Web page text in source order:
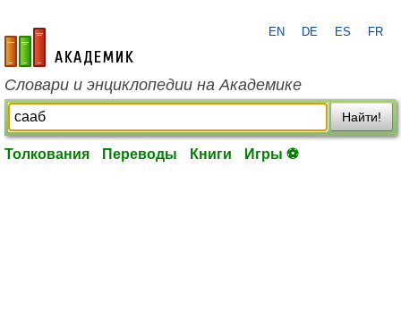
academic.ru
EN DE ES FR
Словари и энциклопедии на Академике
Найти!
Толкования Переводы Книги Игры ⚽